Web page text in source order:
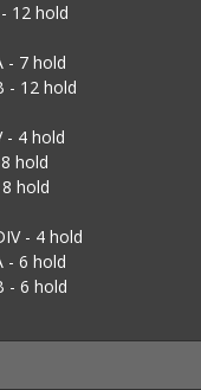
12 hold
- 7 hold
- 12 hold
- 4 hold
hold
hold
- 4 hold
- 6 hold
- 6 hold